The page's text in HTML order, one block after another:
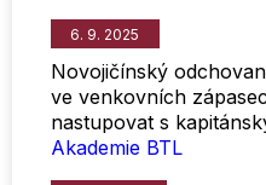
6. 9. 2025
Novojičínský
ve venkovních
nastupovat s
Akademie BTL